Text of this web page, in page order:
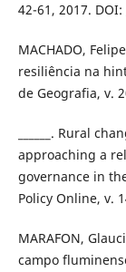
42-61, 2017. DOI:
MACHADO,
resiliência na
de Geografia, v.
______. Rural
approaching a
governance in
Policy Online, v.
MARAFON,
campo